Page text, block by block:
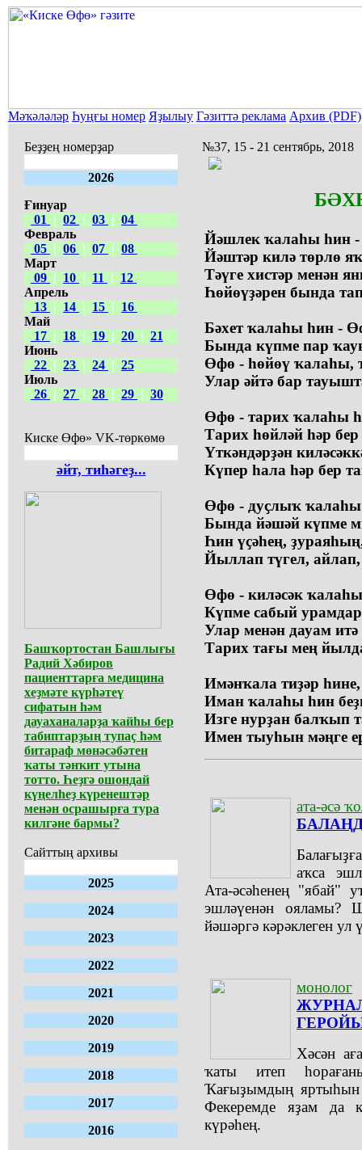
Мәҡәләләр Һуңғы номер Яҙылыу Гәзиттә реклама Архив (PDF)
Беҙҙең номерҙар
2026
Ғинуар
01
| 02 | 03 | 04
Февраль
05 | 06 | 07 | 08
Март
09 | 10 | 11 |
12
Апрель
13 | 14 | 15 |
16
Май
17 | 18 | 19 | 20 | 21
Июнь
22 | 23 | 24 | 25
Июль
26 | 27 | 28 | 29 | 30
Киске Өфө» VK-төркөмө
әйт, тиһәгеҙ...
Башҡортостан Башлығы
Радий Хәбиров
пациенттарға медицина
хеҙмәте күрһәтеү
сифатын һәм
дауаханаларҙа ҡайһы бер
табиптарҙың тупаҫ һәм
битараф мөнәсәбәтен
ҡаты тәнҡит утына
тотто. Һеҙгә ошондай
күңелһеҙ күренештәр
менән осрашырға тура
килгәне бармы?
Сайттың архивы
2025
2024
2023
2022
2021
2020
2019
2018
2017
2016
№37, 15 - 21 сентябрь, 2018
Йәшлек ҡалаһы һин
Йәштәр килә төрлө
Тәүге хистәр менән
Һөйөүҙәрен бында
Бәхет ҡалаһы һин -
Бында күпме пар
Өфө - һөйөү ҡалаһы,
Улар әйтә бар
Өфө - тарих ҡалаһы
Тарих һөйләй һәр
Үткәндәрҙән
Күпер һала һәр бер
Өфө - дуҫлыҡ
Бында йәшәй күпме
Һин үҫәһең,
Йыллап түгел,
Өфө - киләсәк
Күпме сабый
Улар менән дауам итә
Тарих тағы мең
Имәнҡала тиҙәр һине,
Иман ҡалаһы һин
Изге нурҙан балҡып
Имен тыуһын мәңге
ата-әсә
аҡса
Ата-әсәһенең "ябай"
эшләүенән ояламы?
йәшәргә кәрәклеген ул
монолог
Хәсән
ҡаты итеп
Ҡағыҙымдың яртыһын
Фекеремде яҙам да
күрәһең.